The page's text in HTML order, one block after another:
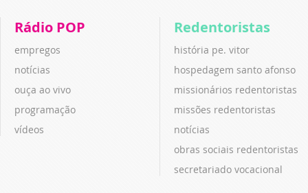
Rádio POP
empregos
notícias
ouça ao vivo
programação
vídeos
Redentoristas
história pe. vitor
hospedagem santo afonso
missionários redentoristas
missões redentoristas
notícias
obras sociais redentoristas
secretariado vocacional